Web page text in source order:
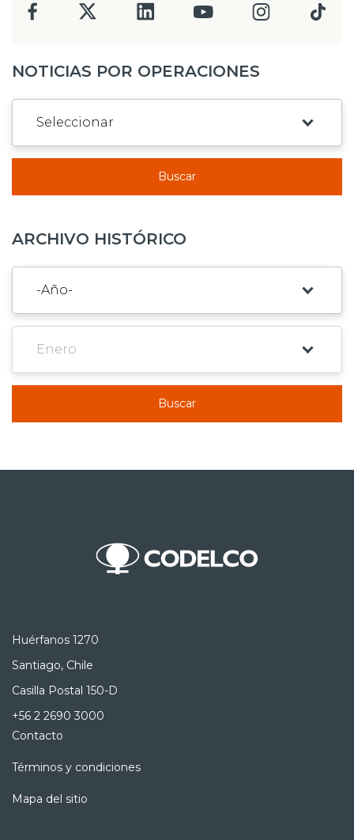
NOTICIAS POR OPERACIONES
Buscar
ARCHIVO HISTÓRICO
Buscar
Huérfanos 1270
Santiago, Chile
Casilla Postal 150-D
+56 2 2690 3000
Contacto
Términos y condiciones
Mapa del sitio